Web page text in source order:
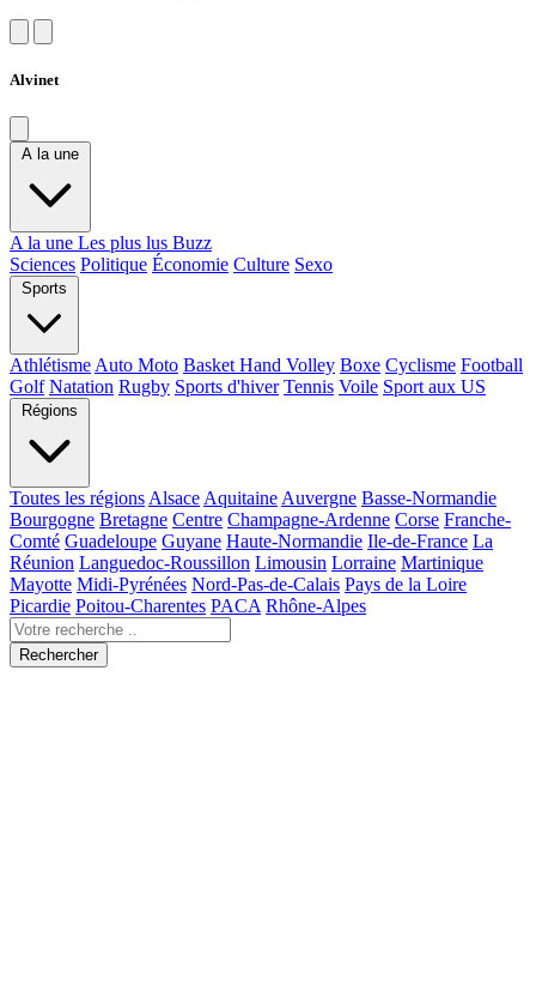
Alvinet
A la une
A la une Les plus lus Buzz
Sciences Politique Économie Culture Sexo
Sports
Athlétisme Auto Moto Basket Hand Volley Boxe Cyclisme Football
Golf Natation Rugby Sports d'hiver Tennis Voile Sport aux US
Régions
Toutes les régions Alsace Aquitaine Auvergne Basse-Normandie
Bourgogne Bretagne Centre Champagne-Ardenne Corse Franche-
Comté Guadeloupe Guyane Haute-Normandie Ile-de-France La
Réunion Languedoc-Roussillon Limousin Lorraine Martinique
Mayotte Midi-Pyrénées Nord-Pas-de-Calais Pays de la Loire
Picardie Poitou-Charentes PACA Rhône-Alpes
Rechercher